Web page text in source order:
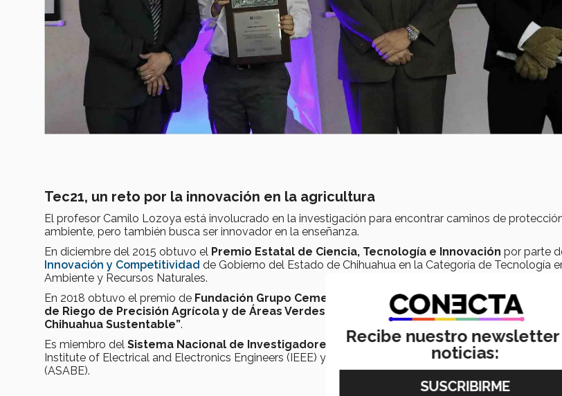
Tec21, un reto por la innovación en la agricultura
El profesor Camilo Lozoya está involucrado en la investigación para encontrar caminos de
ambiente, pero también busca ser innovador en la enseñanza.
En diciembre del 2015 obtuvo el Premio Estatal de Ciencia, Tecnología e Innovación por parte
Innovación y Competitividad de Gobierno del Estado de Chihuahua en la Categoría de Tecnología
Ambiente y Recursos Naturales.
En 2018 obtuvo el premio de Fundación Grupo Cementos de Chihuahuafinanciamiento para el
de Riego de Precisión Agrícola y de Áreas Verdes”
al resultar ganador en la convocatoria de
Chihuahua Sustentable”.
Es miembro del Sistema Nacional de Investigadores Nivel IdeCONACyT, desde enero del
Institute of Electrical and Electronics Engineers (IEEE) y de la American Society of Agricultural and
(ASABE).
Recibe nuestro
noticias: